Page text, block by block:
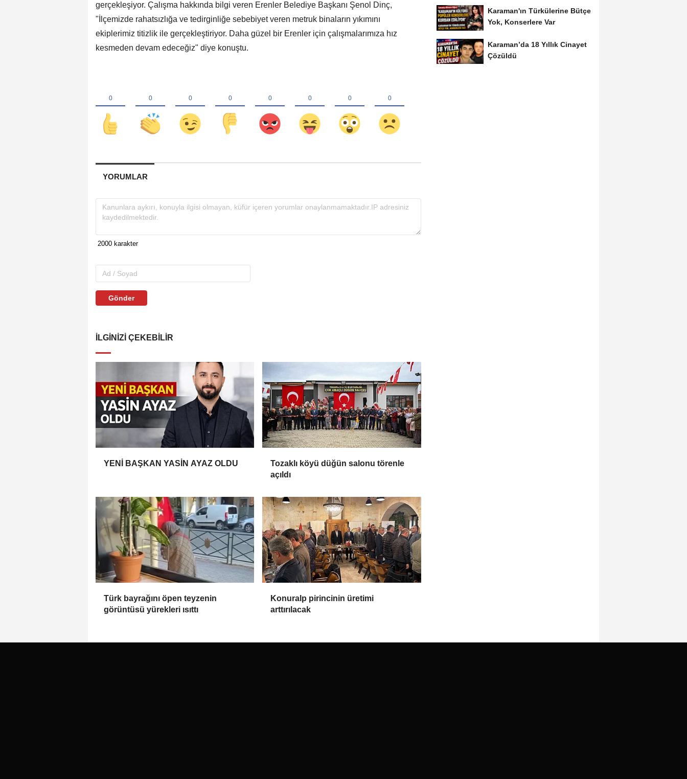
gerçekleşiyor. Çalışma hakkında bilgi veren Erenler Belediye Başkanı Şenol Dinç,
"İlçemizde rahatsızlığa ve tedirginliğe sebebiyet veren metruk binaların yıkımını
ekiplerimiz titizlik ile gerçekleştiriyor. Daha güzel bir Erenler için çalışmalarımıza hız
kesmeden devam edeceğiz" diye konuştu.
YORUMLAR
Gönder
İLGINIZI ÇEKEBILIR
YENİ BAŞKAN YASİN AYAZ OLDU
Tozaklı köyü düğün salonu törenle
açıldı
Türk bayrağını öpen teyzenin
görüntüsü yürekleri ısıttı
Konuralp pirincinin üretimi
arttırılacak
Karaman'ın Türkülerine Bütçe
Yok, Konserlere Var
Karaman’da 18 Yıllık Cinayet
Çözüldü